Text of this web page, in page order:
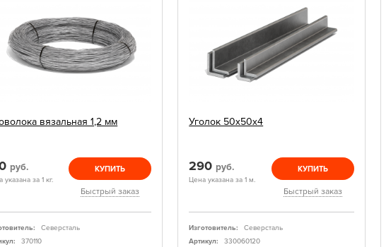
вязальная 1,2 мм
руб.
указана за 1 кг.
КУПИТЬ
Быстрый заказ
Северсталь
370110
Уголок 50х50х4
290 руб.
Цена указана за 1 м.
КУПИТЬ
Быстрый заказ
Изготовитель:
Северсталь
Артикул:
330060120